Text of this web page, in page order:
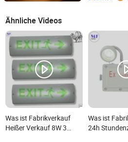
Ähnliche Videos
Was ist Fabrikverkauf
Heißer Verkauf 8W 3
Was ist
24h